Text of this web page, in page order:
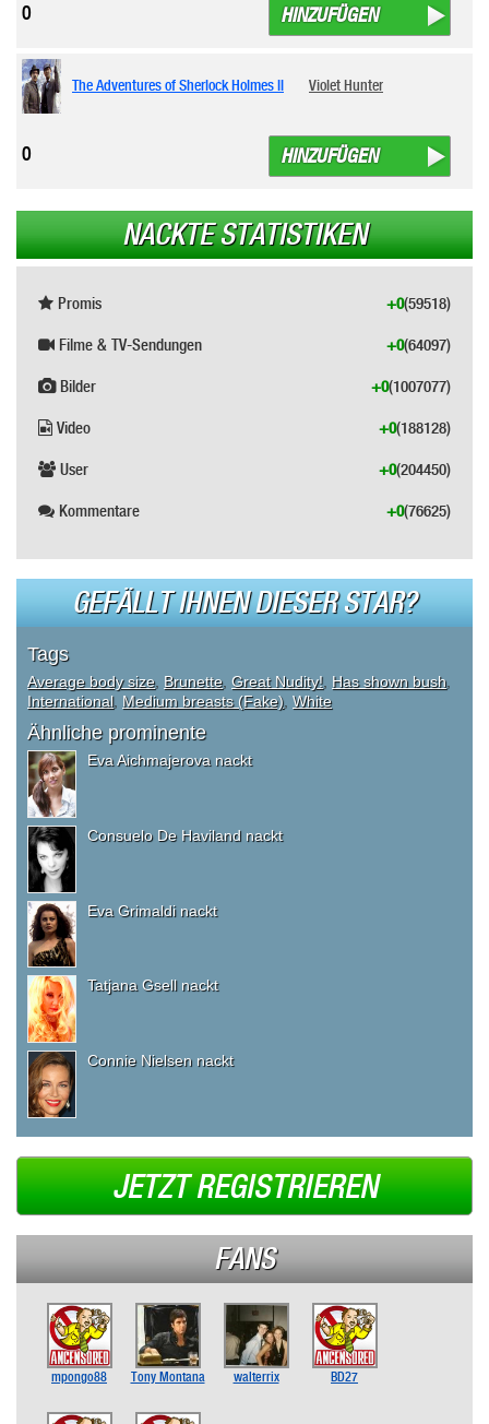
HINZUFÜGEN
0
The Adventures of Sherlock Holmes II Violet Hunter
HINZUFÜGEN
0
NACKTE STATISTIKEN
Promis (59518)
+0
Filme & TV-Sendungen (64097)
+0
Bilder (1007077)
+0
Video (188128)
+0
User (204450)
+0
Kommentare (76625)
+0
GEFÄLLT IHNEN DIESER STAR?
Tags
Average body size, Brunette, Great Nudity!, Has shown bush,
International, Medium breasts (Fake), White
Ähnliche prominente
Eva Aichmajerova nackt
Consuelo De Haviland nackt
Eva Grimaldi nackt
Tatjana Gsell nackt
Connie Nielsen nackt
JETZT REGISTRIEREN
FANS
mpongo88 Tony Montana walterrix BD27